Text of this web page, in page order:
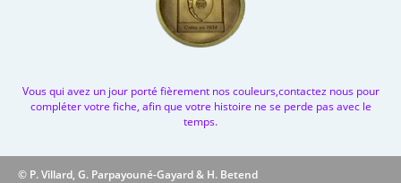
Vous qui avez un jour porté fièrement nos couleurs,contactez nous pour
compléter votre fiche, afin que votre histoire ne se perde pas avec le
temps.
© P. Villard, G. Parpayouné-Gayard & H. Betend